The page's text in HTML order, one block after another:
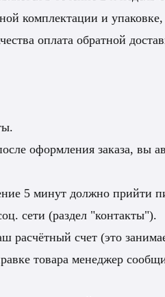
комплектации и
оплата обратной
оформления заказа, вы
5 минут должно прийти
сети (раздел "контакты").
расчётный счет (это
товара менеджер